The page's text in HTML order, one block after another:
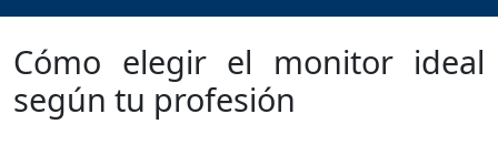
Cómo elegir el monitor ideal
según tu profesión